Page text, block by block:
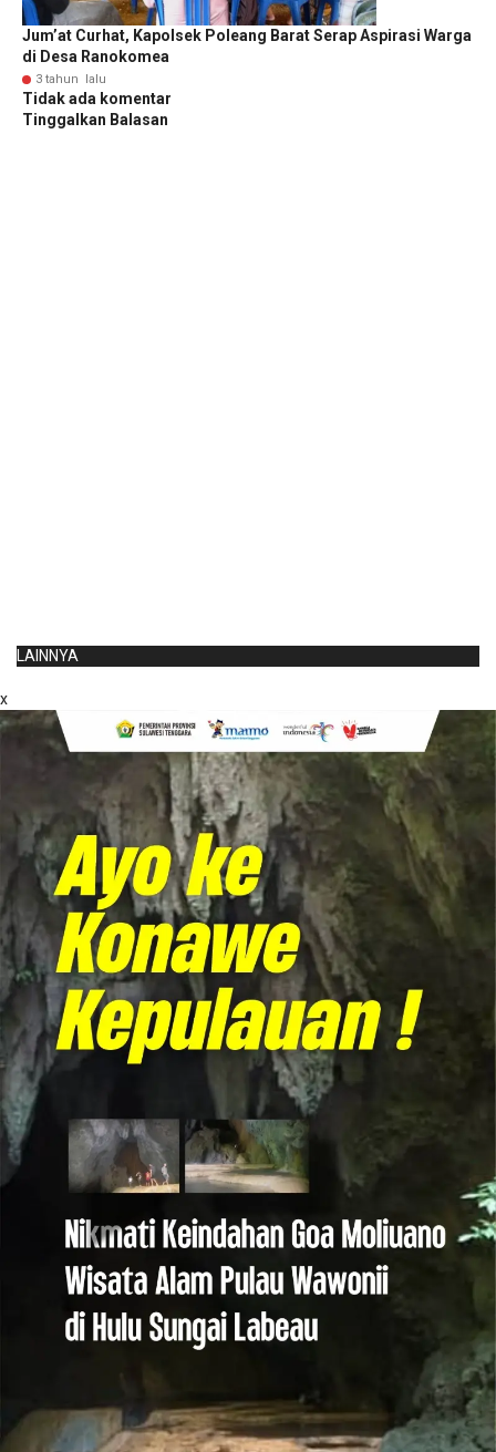
Jum’at Curhat, Kapolsek Poleang Barat Serap Aspirasi Warga
di Desa Ranokomea
3 tahun lalu
Tidak ada komentar
Tinggalkan Balasan
LAINNYA
x